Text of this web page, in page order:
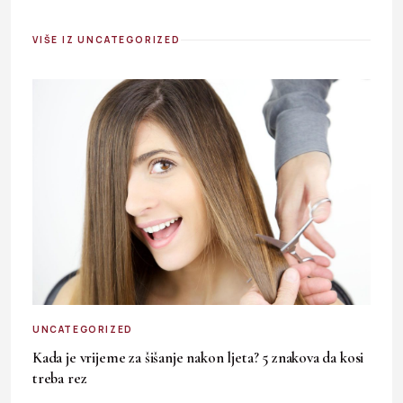
VIŠE IZ UNCATEGORIZED
UNCATEGORIZED
Kada je vrijeme za šišanje nakon ljeta? 5 znakova da kosi
treba rez